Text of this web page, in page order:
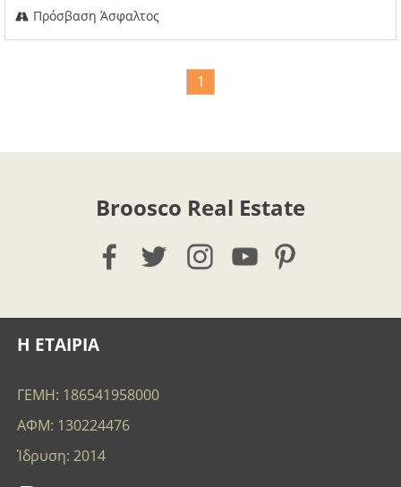
Πρόσβαση Άσφαλτος
1
Broosco Real Estate
Η ΕΤΑΙΡΙΑ
ΓΕΜΗ: 186541958000
ΑΦΜ: 130224476
Ίδρυση: 2014